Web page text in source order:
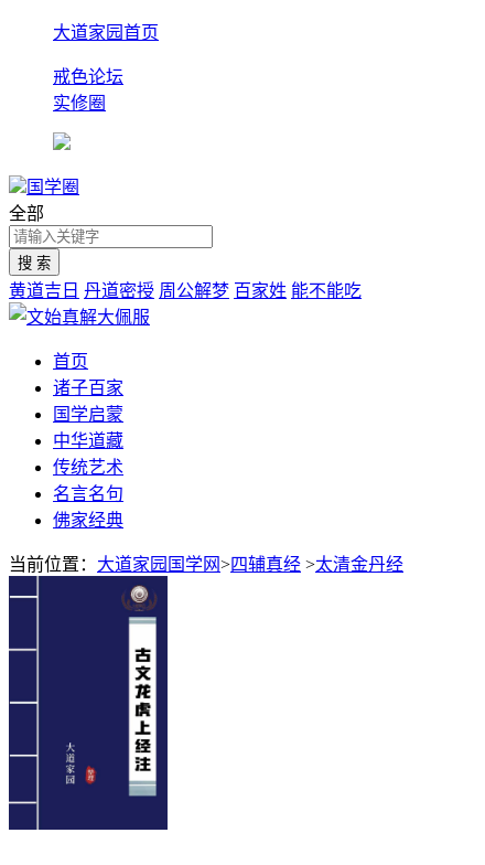
大道家园首页
戒色论坛
实修圈
国学圈
全部
黄道吉日 丹道密授 周公解梦 百家姓 能不能吃
首页
诸子百家
国学启蒙
中华道藏
传统艺术
名言名句
佛家经典
当前位置： 大道家园国学网>四辅真经 >太清金丹经